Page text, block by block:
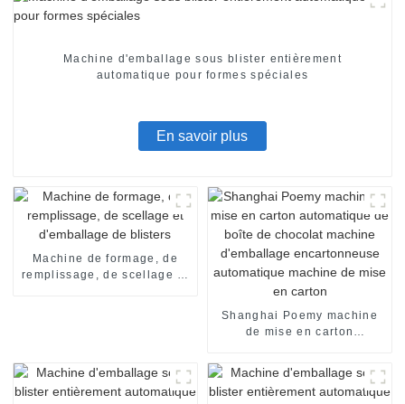
Machine d'emballage sous blister entièrement
automatique pour formes spéciales
En savoir plus
Machine de formage, de
remplissage, de scellage et
Shanghai Poemy machine
de mise en carton
d'emballage encartonneuse
automatique machine de